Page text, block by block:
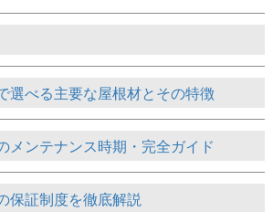
選べる主要な屋根材とその特徴
メンテナンス時期・完全ガイド
保証制度を徹底解説